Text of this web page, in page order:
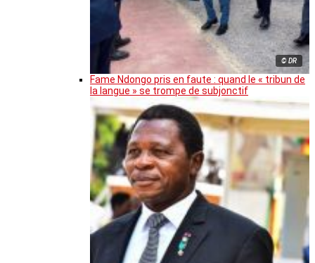
© DR
Fame Ndongo pris en faute : quand le « tribun de
la langue » se trompe de subjonctif